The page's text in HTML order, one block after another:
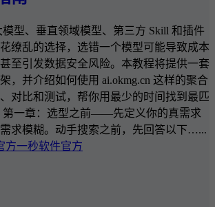
型、垂直领域模型、第三方 Skill 和插件
缭乱的选择，选错一个模型可能导致成本
至引发数据安全风险。本教程将提供一套
，并介绍如何使用 ai.okmg.cn 这样的聚合
对比和测试，帮你用最少的时间找到最匹
第一章：选型之前——先定义你的真需求
求模糊。动手搜索之前，先回答以下…...
一秒软件官方